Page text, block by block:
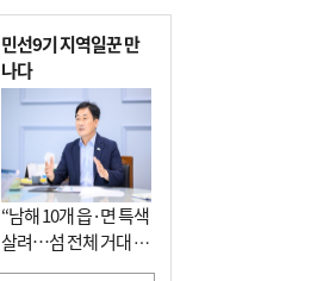
민선9기 지역일꾼 만
나다
“남해 10개 읍·면 특색
살려…섬 전체 거대 정
원으로 조성”